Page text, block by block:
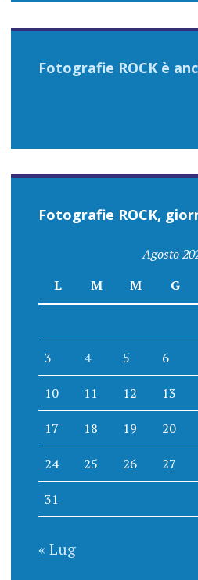
Fotografie ROCK è
Fotografie ROCK,
Agosto
L
M M G
3 4 5 6
10 11 12 13
17 18 19 20
24 25 26 27
31
« Lug